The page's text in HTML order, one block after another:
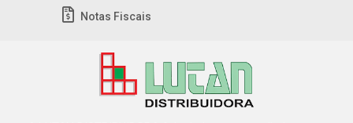
Notas Fiscais